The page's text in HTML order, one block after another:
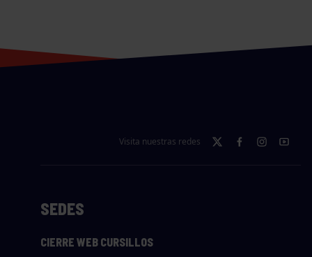
Visita nuestras redes
SEDES
CIERRE WEB CURSILLOS